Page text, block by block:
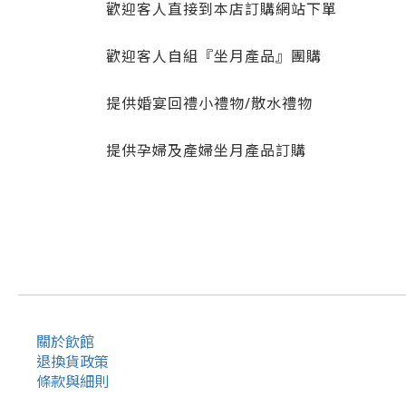
歡迎客人直接到本店訂購網站下單
歡迎客人自組『坐月產品』團購
提供婚宴回禮小禮物/散水禮物
提供孕婦及產婦坐月產品訂購
關於飲館
退換貨政策
條款與細則